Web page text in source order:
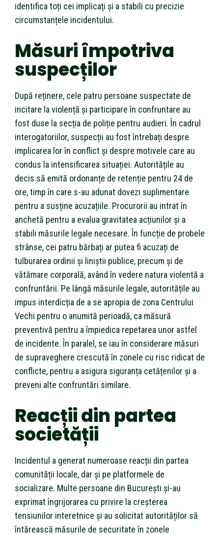
identifica toți cei implicați și a stabili cu precizie
circumstanțele incidentului.
Măsuri împotriva
suspecților
După reținere, cele patru persoane suspectate de
incitare la violență și participare în confruntare au
fost duse la secția de poliție pentru audieri. În cadrul
interogatoriilor, suspecții au fost întrebați despre
implicarea lor în conflict și despre motivele care au
condus la intensificarea situației. Autoritățile au
decis să emită ordonanțe de retenție pentru 24 de
ore, timp în care s-au adunat dovezi suplimentare
pentru a susține acuzațiile. Procurorii au intrat în
anchetă pentru a evalua gravitatea acțiunilor și a
stabili măsurile legale necesare. În funcție de probele
strânse, cei patru bărbați ar putea fi acuzați de
tulburarea ordinii și liniștii publice, precum și de
vătămare corporală, având în vedere natura violentă a
confruntării. Pe lângă măsurile legale, autoritățile au
impus interdicția de a se apropia de zona Centrului
Vechi pentru o anumită perioadă, ca măsură
preventivă pentru a împiedica repetarea unor astfel
de incidente. În paralel, se iau în considerare măsuri
de supraveghere crescută în zonele cu risc ridicat de
conflicte, pentru a asigura siguranța cetățenilor și a
preveni alte confruntări similare.
Reacții din partea
societății
Incidentul a generat numeroase reacții din partea
comunității locale, dar și pe platformele de
socializare. Multe persoane din București și-au
exprimat îngrijorarea cu privire la creșterea
tensiunilor interetnice și au solicitat autorităților să
întărească măsurile de securitate în zonele